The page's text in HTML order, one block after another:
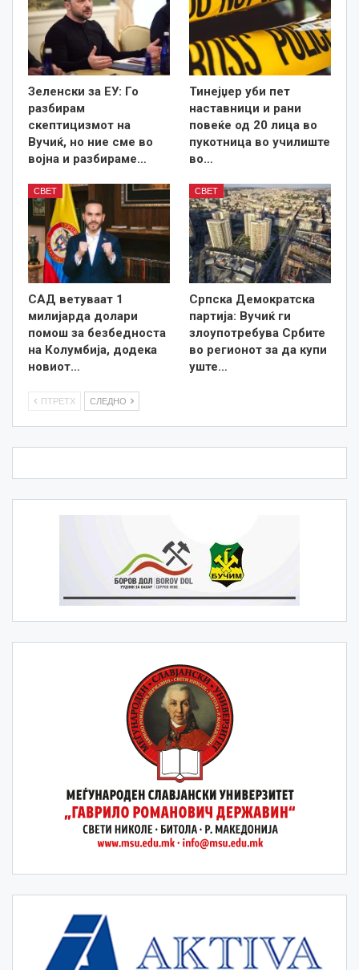
Зеленски за ЕУ: Го
разбирам
скептицизмот на
Вучиќ, но ние сме во
војна и разбираме…
Тинејџер уби пет
наставници и рани
повеќе од 20 лица во
пукотница во училиште
во…
СВЕТ
САД ветуваат 1
милијарда долари
помош за безбедноста
на Колумбија, додека
новиот…
СВЕТ
Српска Демократска
партија: Вучиќ ги
злоупотребува Србите
во регионот за да купи
уште…
ПТРЕТХ СЛЕДНО